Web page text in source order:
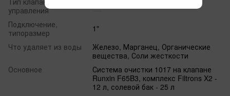
управления
Подключение,
типоразмер
1"
Что удаляет из воды
Железо, Марганец, Органические
вещества, Соли жесткости
Основное
Система очистки 1017 на клапане
Runxin F65B3, комплекс Filtrons X2 -
12 л, солевой бак - 25 л